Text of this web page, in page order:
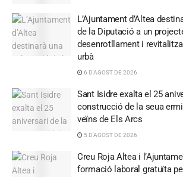
L’Ajuntament d’Altea
de la Diputació a un
desenrotllament i
urbà
6 D'AGOST DE 2026
Sant Isidre exalta el 25
construcció de la seua
veïns de Els Arcs
5 D'AGOST DE 2026
Creu Roja Altea i
formació laboral gratuïta